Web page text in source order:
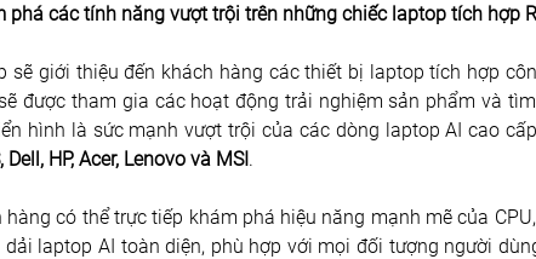
phá các tính năng vượt trội trên những chiếc laptop tích hợp
sẽ giới thiệu đến khách hàng các thiết bị laptop tích hợp
được tham gia các hoạt động trải nghiệm sản phẩm và
hình là sức mạnh vượt trội của các dòng laptop AI cao
Dell, HP, Acer, Lenovo và MSI.
có thể trực tiếp khám phá hiệu năng mạnh mẽ của
laptop AI toàn diện, phù hợp với mọi đối tượng người